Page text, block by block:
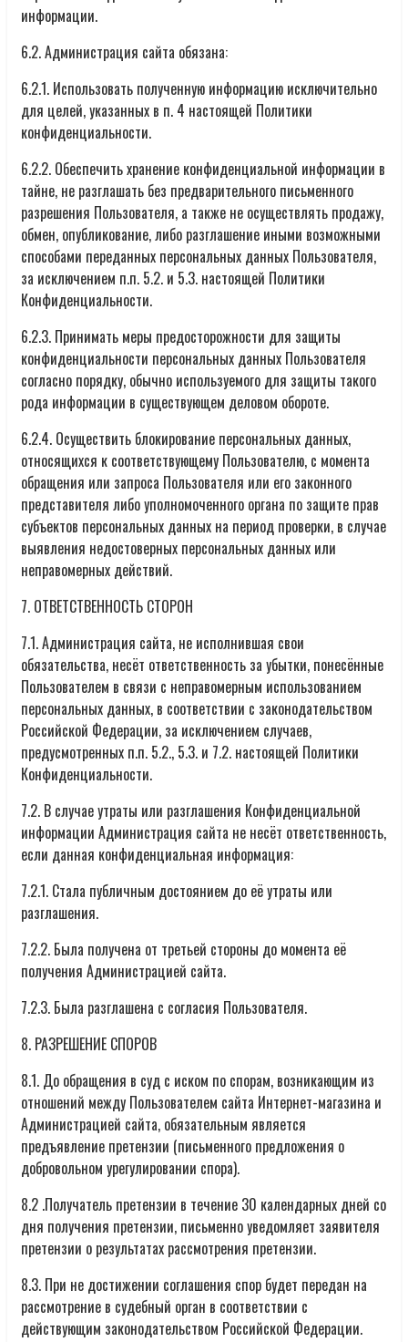
информации.
6.2. Администрация сайта обязана:
6.2.1. Использовать полученную информацию исключительно
для целей, указанных в п. 4 настоящей Политики
конфиденциальности.
6.2.2. Обеспечить хранение конфиденциальной информации в
тайне, не разглашать без предварительного письменного
разрешения Пользователя, а также не осуществлять продажу,
обмен, опубликование, либо разглашение иными возможными
способами переданных персональных данных Пользователя,
за исключением п.п. 5.2. и 5.3. настоящей Политики
Конфиденциальности.
6.2.3. Принимать меры предосторожности для защиты
конфиденциальности персональных данных Пользователя
согласно порядку, обычно используемого для защиты такого
рода информации в существующем деловом обороте.
6.2.4. Осуществить блокирование персональных данных,
относящихся к соответствующему Пользователю, с момента
обращения или запроса Пользователя или его законного
представителя либо уполномоченного органа по защите прав
субъектов персональных данных на период проверки, в случае
выявления недостоверных персональных данных или
неправомерных действий.
7. ОТВЕТСТВЕННОСТЬ СТОРОН
7.1. Администрация сайта, не исполнившая свои
обязательства, несёт ответственность за убытки, понесённые
Пользователем в связи с неправомерным использованием
персональных данных, в соответствии с законодательством
Российской Федерации, за исключением случаев,
предусмотренных п.п. 5.2., 5.3. и 7.2. настоящей Политики
Конфиденциальности.
7.2. В случае утраты или разглашения Конфиденциальной
информации Администрация сайта не несёт ответственность,
если данная конфиденциальная информация:
7.2.1. Стала публичным достоянием до её утраты или
разглашения.
7.2.2. Была получена от третьей стороны до момента её
получения Администрацией сайта.
7.2.3. Была разглашена с согласия Пользователя.
8. РАЗРЕШЕНИЕ СПОРОВ
8.1. До обращения в суд с иском по спорам, возникающим из
отношений между Пользователем сайта Интернет-магазина и
Администрацией сайта, обязательным является
предъявление претензии (письменного предложения о
добровольном урегулировании спора).
8.2 .Получатель претензии в течение 30 календарных дней со
дня получения претензии, письменно уведомляет заявителя
претензии о результатах рассмотрения претензии.
8.3. При не достижении соглашения спор будет передан на
рассмотрение в судебный орган в соответствии с
действующим законодательством Российской Федерации.